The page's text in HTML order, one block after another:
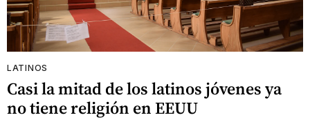
LATINOS
Casi la mitad de los latinos jóvenes ya
no tiene religión en EEUU